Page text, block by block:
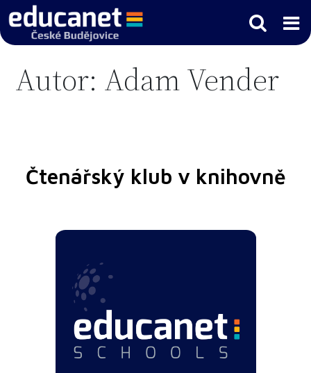
Autor: Adam Vender
Čtenářský klub v knihovně